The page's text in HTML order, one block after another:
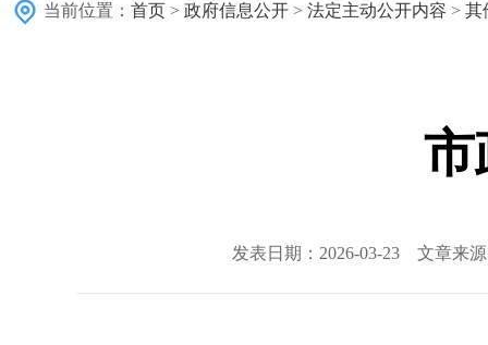
当前位置： 首页 > 政府信息公开 > 法定主动公开内容 > 其
市
发表日期：2026-03-23 文章来